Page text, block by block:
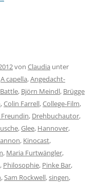
von Claudia unter
A capella,Angedacht-
Battle, Björn Meindl, Brügge
,Colin Farrell,College-Film,
, Drehbuchautor,
,Glee, Hannover,
, Kinocast,
, Maria Furtwängler,
, Philosophie, Pinke Bar,
,Sam Rockwell,singen,